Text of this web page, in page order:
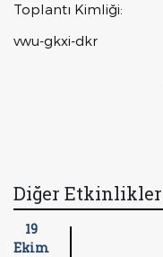
Toplantı Kimliği:
vwu-gkxi-dkr
Diğer Etkinlikler
19
Ekim